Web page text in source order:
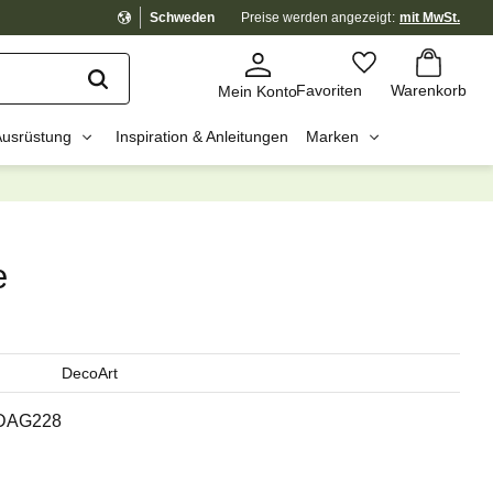
Schweden Preise werden angezeigt mit MwSt.
Mein KontoFavoriten Warenkorb
Favoriten
Warenkorb
Inspiration & Anleitungen Marken
DecoArt